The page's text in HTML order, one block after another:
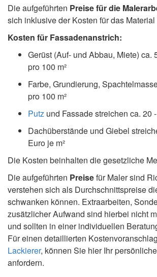
Die aufgeführten Preise für die
sich inklusive der Kosten für das
Kosten für Fassadenanstrich:
Gerüst (Auf- und Abbau, Miete) ca.
pro 100 m²
Farbe, Grundierung,
pro 100 m²
Putz und Fassade streichen ca. 20
Dachüberstände und Giebel
Euro je m²
Die Kosten beinhalten die gesetzliche
Die aufgeführten Preisefür Maler sind
verstehen sich als Durchschnittspreise
schwanken können. Extraarbeiten,
zusätzlicher Aufwand sind hierbei nicht
und sollten in einer individuellen
Für einen detaillierten
Lackierer, können Sie hier Ihr
anfordern.